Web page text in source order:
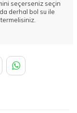
seçerseniz seçin
derhal bol su ile